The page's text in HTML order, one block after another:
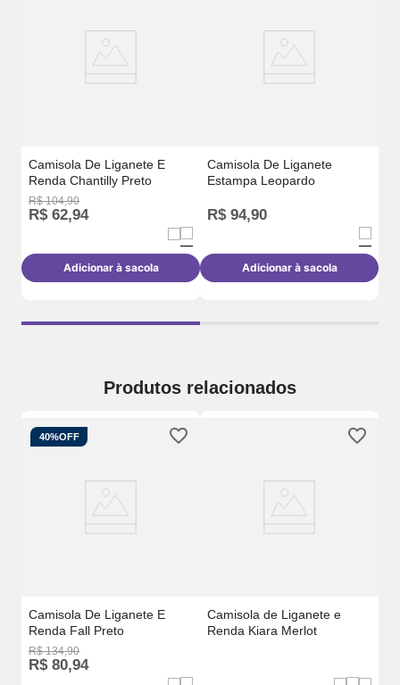
Camisola De Liganete E
Renda Chantilly Preto
R$ 104,90
R$ 62,94
Adicionar à sacola
Camisola De Liganete
Estampa Leopardo
R$ 94,90
Adicionar à sacola
Produtos relacionados
40%OFF
Camisola De Liganete E
Renda Fall Preto
R$ 134,90
R$ 80,94
Camisola de Liganete e
Renda Kiara Merlot